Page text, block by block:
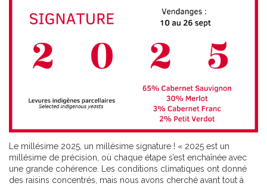
Le millésime 2025, un millésime signature ! « 2025 est un
millésime de précision, où chaque étape s’est enchaînée avec
une grande cohérence. Les conditions climatiques ont donné
des raisins concentrés, mais nous avons cherché avant tout à